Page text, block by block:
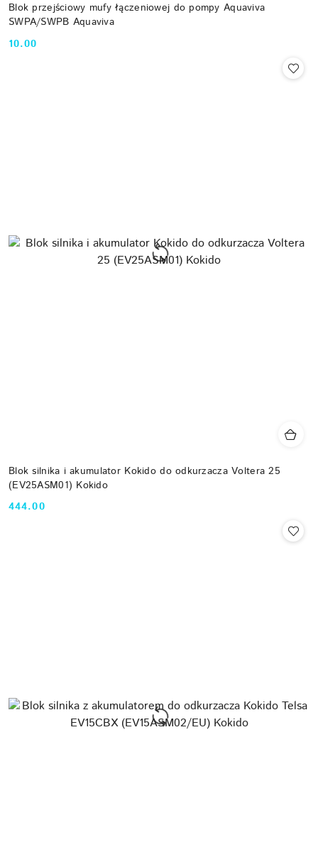
Blok przejściowy mufy łączeniowej do pompy Aquaviva
SWPA/SWPB Aquaviva
Cena:
10.00
Blok silnika i akumulator Kokido do odkurzacza Voltera 25
(EV25ASM01) Kokido
Cena:
444.00